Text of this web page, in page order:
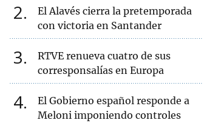
2
El Alavés cierra la pretemporada
con victoria en Santander
3
RTVE renueva cuatro de sus
corresponsalías en Europa
4
El Gobierno español responde a
Meloni imponiendo controles